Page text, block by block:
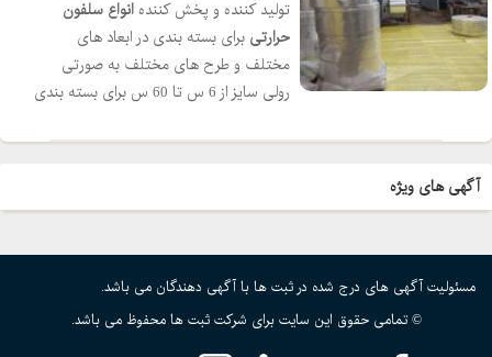
تولید کننده و پخش کنندهانواع سلفون
حرارتی برای بسته بندی در ابعاد های
مختلف و طرح های مختلف به صورتی
رولی سایز از 6 س تا 60 س برای بسته بندی
بیشتر با شماره تلفن مندرج در اگهی تماس
آگهی های ویژه
مسئولیت آگهی های درج شده در ثبت ها با آگهی دهندگان می باشد.
© تمامی حقوق این سایت برای شرکت ثبت ها محفوظ می باشد.